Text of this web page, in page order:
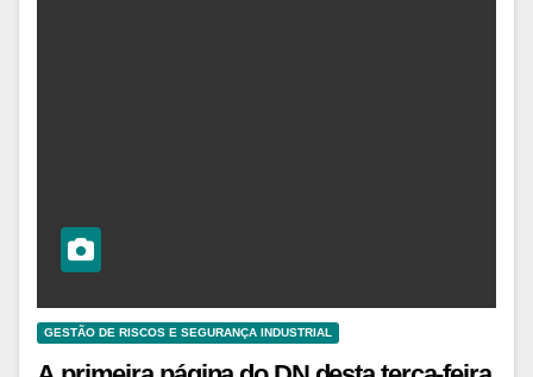
GESTÃO DE RISCOS E SEGURANÇA INDUSTRIAL